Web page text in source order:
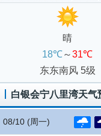
晴
18℃～31℃
东东南风 5级
白银会宁八里湾天气
08/10 (周一)